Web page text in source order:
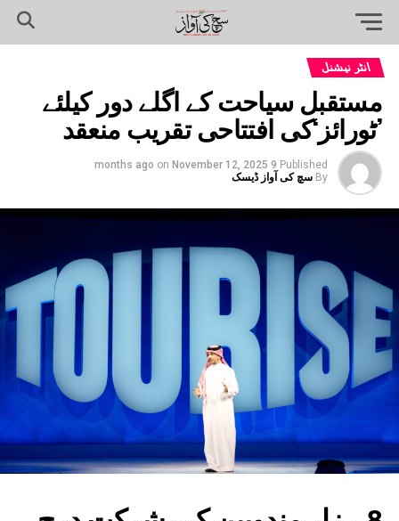
انٹر نیشنل
مستقبل سیاحت کے اگلے دور کیلئے
’ٹورائز‘کی افتتاحی تقریب منعقد
Published
9 months ago
on November 12, 2025
By سچ کی آواز ڈیسک